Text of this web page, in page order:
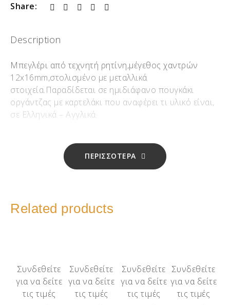
Share:
Description
Μπεγλέρι από τεχνητή ρητίνη,μέγεθος χαντρών
12x16mm,στολισμένο με μεταλλικά
στοιχεία.Παραδίδεται σε ημιδιάφανο πουγκάκι
οργάντζας με καρτελάκι που αναφέρει τι υλικό είναι,
σε Ελληνικά – Αγγλικά.
ΠΕΡΙΣΣΟΤΕΡΑ
Related products
Συνδεθείτε
για να δείτε
τις τιμές
Συνδεθείτε
για να δείτε
τις τιμές
Συνδεθείτε
για να δείτε
τις τιμές
Συνδεθείτε
για να δείτε
τις τιμές